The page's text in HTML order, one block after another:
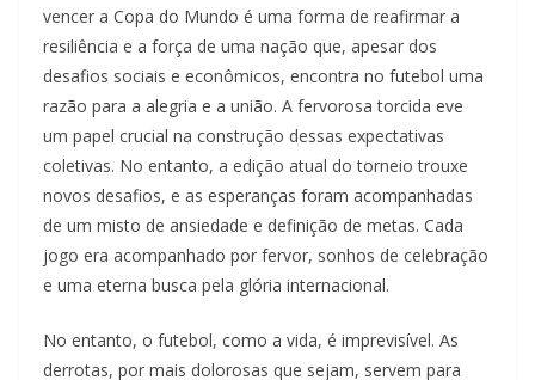
vencer a Copa do Mundo é uma forma de reafirmar a
resiliência e a força de uma nação que, apesar dos
desafios sociais e econômicos, encontra no futebol uma
razão para a alegria e a união. A fervorosa torcida eve
um papel crucial na construção dessas expectativas
coletivas. No entanto, a edição atual do torneio trouxe
novos desafios, e as esperanças foram acompanhadas
de um misto de ansiedade e definição de metas. Cada
jogo era acompanhado por fervor, sonhos de celebração
e uma eterna busca pela glória internacional.
No entanto, o futebol, como a vida, é imprevisível. As
derrotas, por mais dolorosas que sejam, servem para